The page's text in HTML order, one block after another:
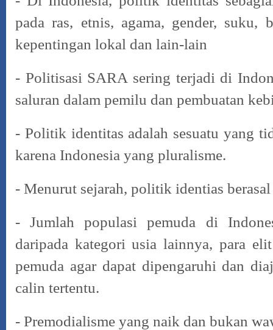
pada ras, etnis, agama, gender, suku,
kepentingan lokal dan lain-lain
- Politisasi SARA sering terjadi di
saluran dalam pemilu dan pembuatan
- Politik identitas adalah sesuatu yang
karena Indonesia yang pluralisme.
- Menurut sejarah, politik identias
- Jumlah populasi pemuda di
daripada kategori usia lainnya, para
pemuda agar dapat dipengaruhi dan
calin tertentu.
- Premodialisme yang naik dan bukan